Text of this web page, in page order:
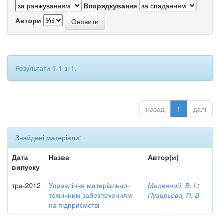
Впорядкування
Автори
Результати 1-1 зі 1.
назад 1 далі
Знайдені матеріали:
Дата
випуску
Назва Автор(и)
тра-2012
Управління матеріально-
технічним забезпеченням
на підприємстві
Меленний, В. І.;
Пузирьова, П. В.